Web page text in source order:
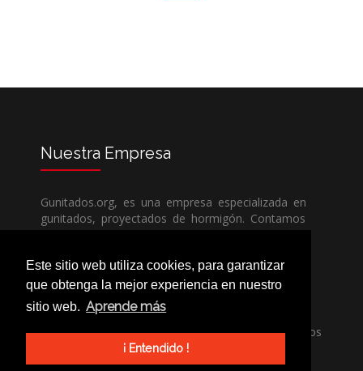
Este sitio web utiliza cookies, para garantizar
que obtenga la mejor experiencia en nuestro
sitio web. Aprende más
¡ Entendido !
Nuestra Empresa
Gunitados.org, es una empresa especializada en
gunitados, proyectados de hormigón. Contamos
con todos los medios humanos y técnicos, para
competencia.
Si necesita una empresa de gunitados, no dude
en llamarnos, nuestros técnicos estran encantados
de poder ayudarle, ya sea usted particular o
profesional.